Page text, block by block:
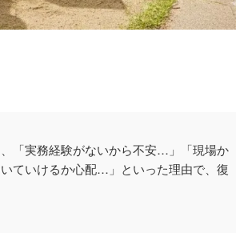
「実務経験がないから不安…」「現場か
ていけるか心配…」といった理由で、復